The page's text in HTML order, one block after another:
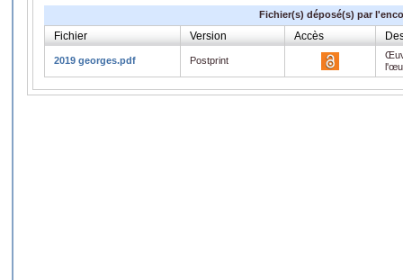
Fichier(s) déposé(s) par
Fichier Version Accès
2019 georges.pdf Postprint